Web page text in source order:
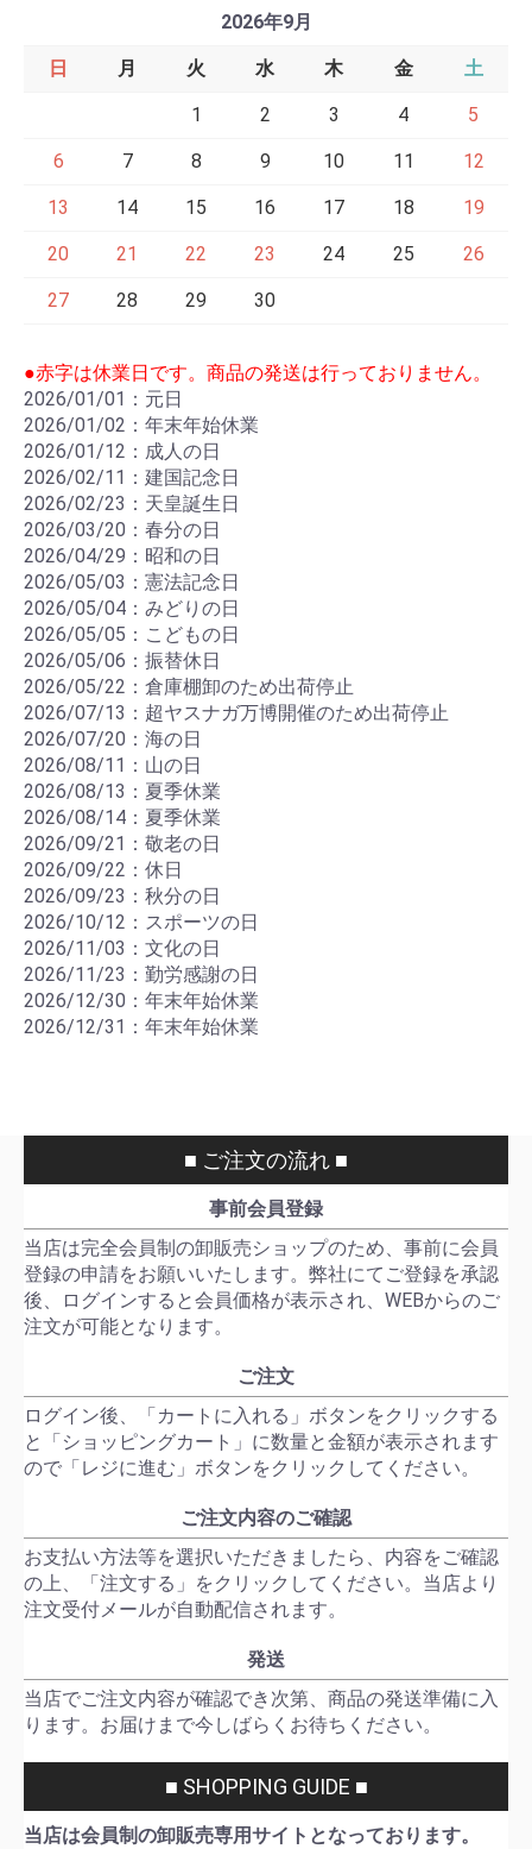
2026年9月
日 月 火 水 木 金 土
1 2 3 4 5
6 7 8 9 10 11 12
13 14 15 16 17 18 19
20 21 22 23 24 25 26
27 28 29 30
●赤字は休業日です。商品の発送は行っておりません。
2026/01/01：元日
2026/01/02：年末年始休業
2026/01/12：成人の日
2026/02/11：建国記念日
2026/02/23：天皇誕生日
2026/03/20：春分の日
2026/04/29：昭和の日
2026/05/03：憲法記念日
2026/05/04：みどりの日
2026/05/05：こどもの日
2026/05/06：振替休日
2026/05/22：倉庫棚卸のため出荷停止
2026/07/13：超ヤスナガ万博開催のため出荷停止
2026/07/20：海の日
2026/08/11：山の日
2026/08/13：夏季休業
2026/08/14：夏季休業
2026/09/21：敬老の日
2026/09/22：休日
2026/09/23：秋分の日
2026/10/12：スポーツの日
2026/11/03：文化の日
2026/11/23：勤労感謝の日
2026/12/30：年末年始休業
2026/12/31：年末年始休業
■ ご注文の流れ ■
事前会員登録
当店は完全会員制の卸販売ショップのため、事前に会員
登録の申請をお願いいたします。弊社にてご登録を承認
後、ログインすると会員価格が表示され、WEBからのご
注文が可能となります。
ご注文
ログイン後、「カートに入れる」ボタンをクリックする
と「ショッピングカート」に数量と金額が表示されます
ので「レジに進む」ボタンをクリックしてください。
ご注文内容のご確認
お支払い方法等を選択いただきましたら、内容をご確認
の上、「注文する」をクリックしてください。当店より
注文受付メールが自動配信されます。
発送
当店でご注文内容が確認でき次第、商品の発送準備に入
ります。お届けまで今しばらくお待ちください。
■ SHOPPING GUIDE ■
当店は会員制の卸販売専用サイトとなっております。